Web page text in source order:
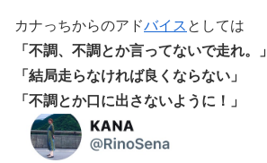
カナっちからのアドバイス としては
「不調、不調とか言ってないで走れ。」
「結局走らなければ良くならない」
「不調とか口に出さないように！」